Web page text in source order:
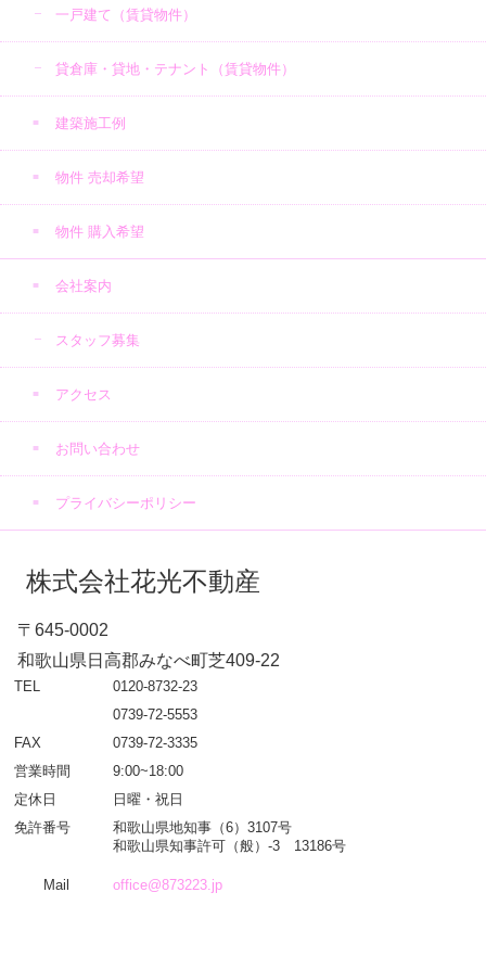
一戸建て（賃貸物件）
貸倉庫・貸地・テナント（賃貸物件）
建築施工例
物件 売却希望
物件 購入希望
会社案内
スタッフ募集
アクセス
お問い合わせ
プライバシーポリシー
株式会社花光不動産
〒645-0002
和歌山県日高郡みなべ町芝409-22
TEL
0120-8732-23
0739-72-5553
FAX
0739-72-3335
営業時間
9:00~18:00
定休日
日曜・祝日
免許番号
和歌山県地知事（6）3107号
和歌山県知事許可（般）-3 13186号
Mail office@873223.jp